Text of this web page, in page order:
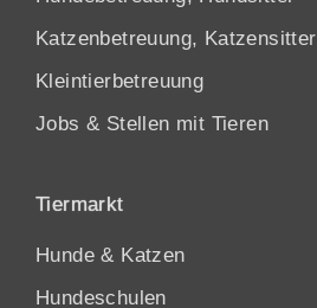
Katzenbetreuung, Katzensitter
Kleintierbetreuung
Jobs & Stellen mit Tieren
Tiermarkt
Hunde & Katzen
Hundeschulen